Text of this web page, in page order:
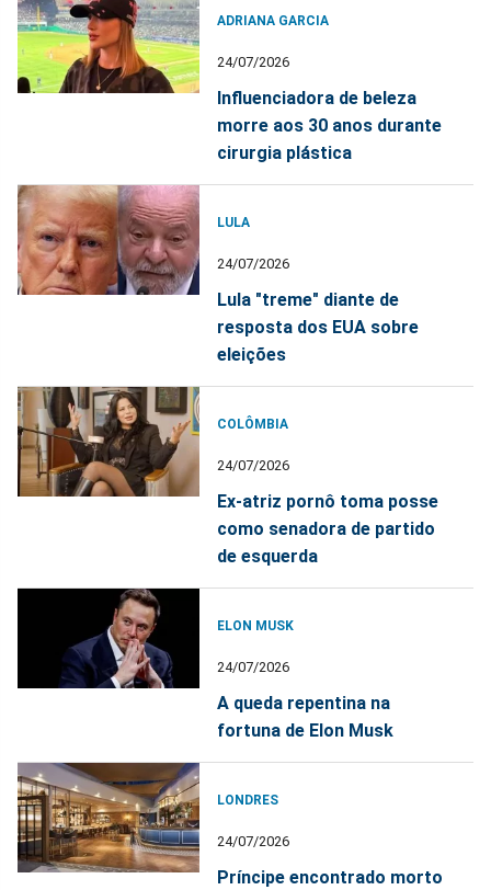
ADRIANA GARCIA
24/07/2026
Influenciadora de beleza
morre aos 30 anos durante
cirurgia plástica
LULA
24/07/2026
Lula "treme" diante de
resposta dos EUA sobre
eleições
COLÔMBIA
24/07/2026
Ex-atriz pornô toma posse
como senadora de partido
de esquerda
ELON MUSK
24/07/2026
A queda repentina na
fortuna de Elon Musk
LONDRES
24/07/2026
Príncipe encontrado morto